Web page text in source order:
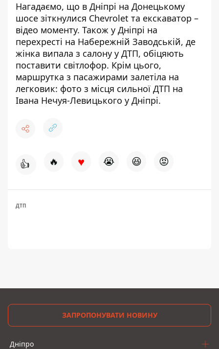
Нагадаємо, що в Дніпрі на Донецькому
шосе зіткнулися Chevrolet та екскаватор –
відео моменту. Також у Дніпрі на
перехресті на Набережній Заводській, де
жінка випала з салону у ДТП, обіцяють
поставити світлофор. Крім цього,
маршрутка з пасажирами залетіла на
легковик: фото з місця сильної ДТП на
Івана Нечуя-Левицького у Дніпрі.
👍 🔥 ♥ 😭 😆 😡
ДТП
ЗАПРОПОНУВАТИ НОВИНУ
Дніпро